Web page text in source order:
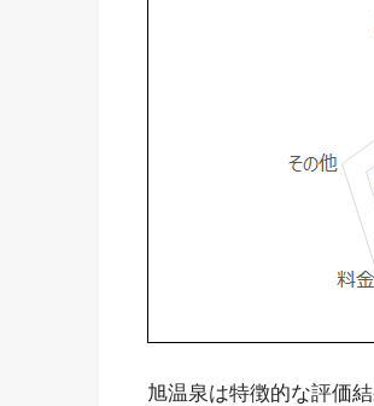
旭温泉は特徴的な評価